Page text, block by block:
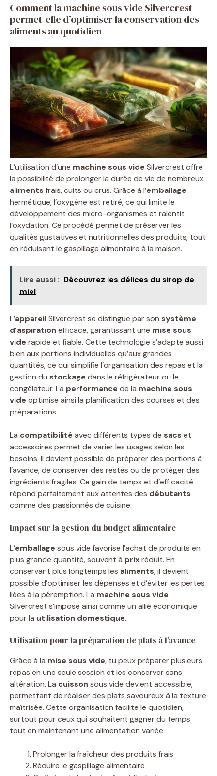
Comment la machine sous vide Silvercrest
permet-elle d’optimiser la conservation des
aliments au quotidien
L’utilisation d’une machine sous vide Silvercrest offre
la possibilité de prolonger la durée de vie de nombreux
aliments frais, cuits ou crus. Grâce à l’emballage
hermétique, l’oxygène est retiré, ce qui limite le
développement des micro-organismes et ralentit
l’oxydation. Ce procédé permet de préserver les
qualités gustatives et nutritionnelles des produits, tout
en réduisant le gaspillage alimentaire à la maison.
Lire aussi : Découvrez les délices du sirop de
miel
L’appareilSilvercrest se distingue par son système
d’aspiration efficace, garantissant une mise sous
vide rapide et fiable. Cette technologie s’adapte aussi
bien aux portions individuelles qu’aux grandes
quantités, ce qui simplifie l’organisation des repas et la
gestion du stockage dans le réfrigérateur ou le
congélateur. La performance de la machine sous
vide optimise ainsi la planification des courses et des
préparations.
La compatibilité avec différents types de sacs et
accessoires permet de varier les usages selon les
besoins. Il devient possible de préparer des portions à
l’avance, de conserver des restes ou de protéger des
ingrédients fragiles. Ce gain de temps et d’efficacité
répond parfaitement aux attentes des débutants
comme des passionnés de cuisine.
Impact sur la gestion du budget alimentaire
L’emballage sous vide favorise l’achat de produits en
plus grande quantité, souvent à prixréduit. En
conservant plus longtemps les aliments, il devient
possible d’optimiser les dépenses et d’éviter les pertes
liées à la péremption. La machine sous vide
Silvercrest s’impose ainsi comme un allié économique
pour la utilisation domestique.
Utilisation pour la préparation de plats à l’avance
Grâce à la mise sous vide, tu peux préparer plusieurs
repas en une seule session et les conserver sans
altération. La cuisson sous vide devient accessible,
permettant de réaliser des plats savoureux à la texture
maîtrisée. Cette organisation facilite le quotidien,
surtout pour ceux qui souhaitent gagner du temps
tout en maintenant une alimentation variée.
Prolonger la fraîcheur des produits frais
Réduire le gaspillage alimentaire